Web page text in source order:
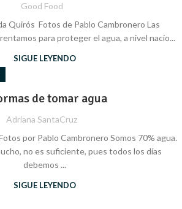
Good Food
Quirós Fotos de Pablo Cambronero Las
para proteger el agua, a nivel nacio...
SIGUE LEYENDO
de tomar agua
Adriana SantaCruz
por Pablo Cambronero Somos 70% agua.
no es suficiente, pues todos los días
debemos ...
SIGUE LEYENDO